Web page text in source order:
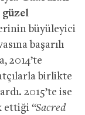
güzel
büyüleyici
başarılı
2014’te
birlikte
2015’te ise
ettiği “Sacred